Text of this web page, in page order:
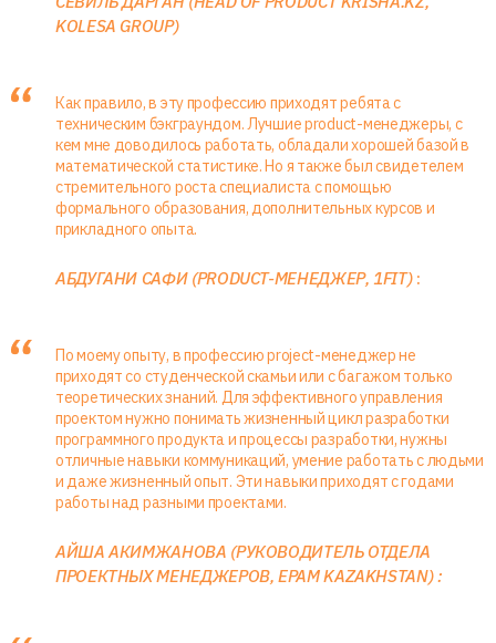
KOLESA GROUP)
Как правило, в эту профессию приходят ребята с
техническим бэкграундом. Лучшие product-менеджеры, с
кем мне доводилось работать, обладали хорошей базой в
математической статистике. Но я также был свидетелем
стремительного роста специалиста с помощью
формального образования, дополнительных курсов и
прикладного опыта.
АБДУГАНИ САФИ (PRODUCT-МЕНЕДЖЕР, 1FIT):
По моему опыту, в профессию project-менеджер не
приходят со студенческой скамьи или с багажом только
теоретических знаний. Для эффективного управления
проектом нужно понимать жизненный цикл разработки
программного продукта и процессы разработки, нужны
отличные навыки коммуникаций, умение работать с людьми
и даже жизненный опыт. Эти навыки приходят с годами
работы над разными проектами.
AЙША AКИМЖАНОВА (РУКОВОДИТЕЛЬ ОТДЕЛА
ПРОЕКТНЫХ МЕНЕДЖЕРОВ, EPAM KAZAKHSTAN) :